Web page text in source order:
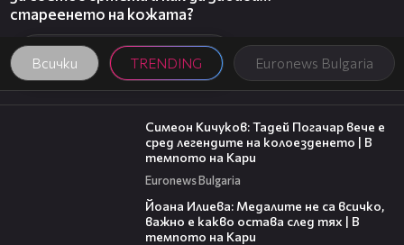
Всички TRENDING Euronews Bulgaria
стареенето на кожата?
11:23
Симеон Кичуков: Тадей Погачар вече е
сред легендите на колоезденето | В
темпото на Кари
Euronews Bulgaria
Йоана Илиева: Медалите не са всичко,
важно е какво остава след тях | В
темпото на Кари